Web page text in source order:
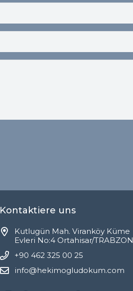
Kontaktiere uns
Kutlugün Mah. Viranköy Küme
Evleri No:4 Ortahisar/TRABZON
+90 462 325 00 25
info@hekimogludokum.com